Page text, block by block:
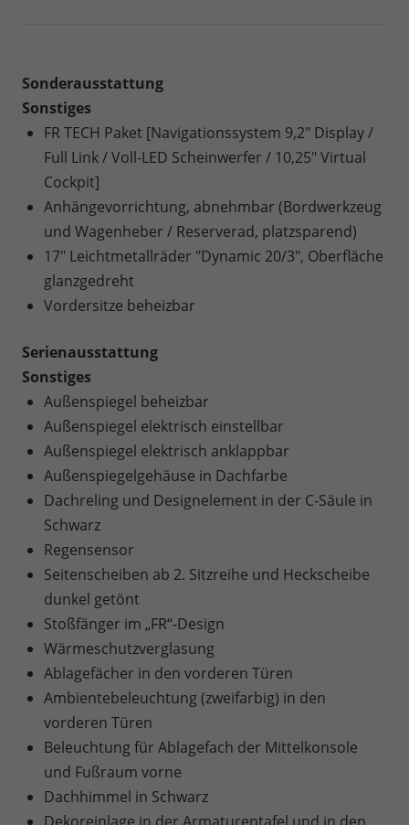
Sonderausstattung
Sonstiges
FR TECH Paket [Navigationssystem 9,2" Display /
Full Link / Voll-LED Scheinwerfer / 10,25" Virtual
Cockpit]
Anhängevorrichtung, abnehmbar (Bordwerkzeug
und Wagenheber / Reserverad, platzsparend)
17" Leichtmetallräder "Dynamic 20/3", Oberfläche
glanzgedreht
Vordersitze beheizbar
Serienausstattung
Sonstiges
Außenspiegel beheizbar
Außenspiegel elektrisch einstellbar
Außenspiegel elektrisch anklappbar
Außenspiegelgehäuse in Dachfarbe
Dachreling und Designelement in der C-Säule in
Schwarz
Regensensor
Seitenscheiben ab 2. Sitzreihe und Heckscheibe
dunkel getönt
Stoßfänger im „FR“-Design
Wärmeschutzverglasung
Ablagefächer in den vorderen Türen
Ambientebeleuchtung (zweifarbig) in den
vorderen Türen
Beleuchtung für Ablagefach der Mittelkonsole
und Fußraum vorne
Dachhimmel in Schwarz
Dekoreinlage in der Armaturentafel und in den